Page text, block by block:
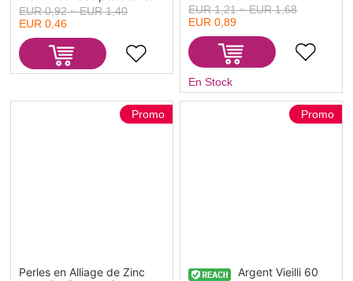
10mm x 10mm, Trou: env.
4.6mm, 5 Pcs
EUR 0,92 ~ EUR 1,40
EUR 0,46
Dia, Trou: env. 1.3mm, 10
Pcs
EUR 1,21 ~ EUR 1,68
EUR 0,89
En Stock
Perles en Alliage de Zinc
Promo
Argent Vieilli 60
Promo